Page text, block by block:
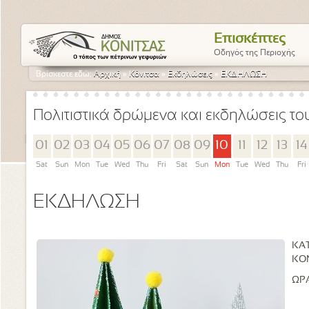
Επισκέπτες
Οδηγός της Περιοχής
Βρίσκεστε εδώ:Αρχική » Κόνιτσα » Εκδηλώσεις » ΕΚΔΗΛΩΣΗ
Πολιτιστικά δρώμενα και εκδηλώσεις
01
Sat
02
Sun
03
Mon
04
Tue
05
Wed
06
Thu
07
Fri
08
Sat
09
Sun
10
Mon Tue
12
Wed
13
Thu
14
Fri
ΕΚΔΗΛΩΣΗ